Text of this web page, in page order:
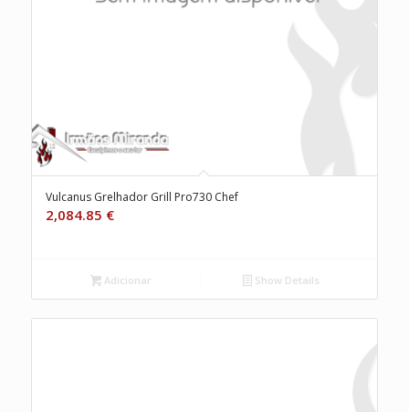
Vulcanus Grelhador Grill Pro730 Chef
2,084.85 €
Adicionar Show Details